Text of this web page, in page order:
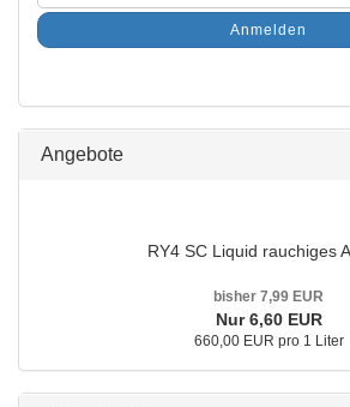
Anmelden
Angebote
RY4 SC Liquid rauchiges
bisher 7,99 EUR
Nur 6,60 EUR
660,00 EUR pro 1 Liter